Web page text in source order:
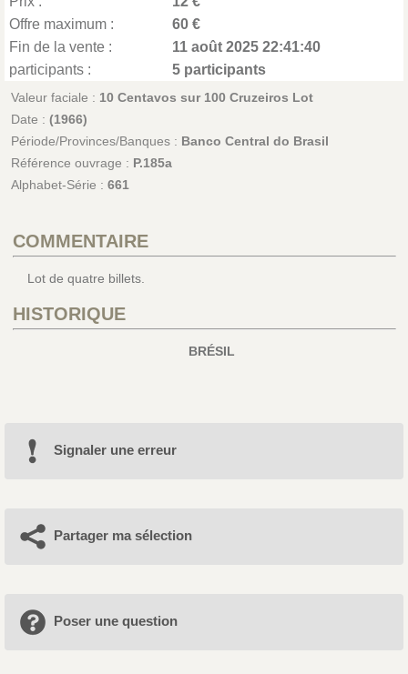
Offre maximum :
60 €
Fin de la vente :
11 août 2025 22:41:40
participants :
5 participants
Valeur faciale : 10 Centavos sur 100 Cruzeiros Lot
Date : (1966)
Période/Provinces/Banques : Banco Central do Brasil
Référence ouvrage : P.185a
Alphabet-Série : 661
COMMENTAIRE
Lot de quatre billets.
HISTORIQUE
BRÉSIL
Signaler une erreur
Partager ma sélection
Poser une question